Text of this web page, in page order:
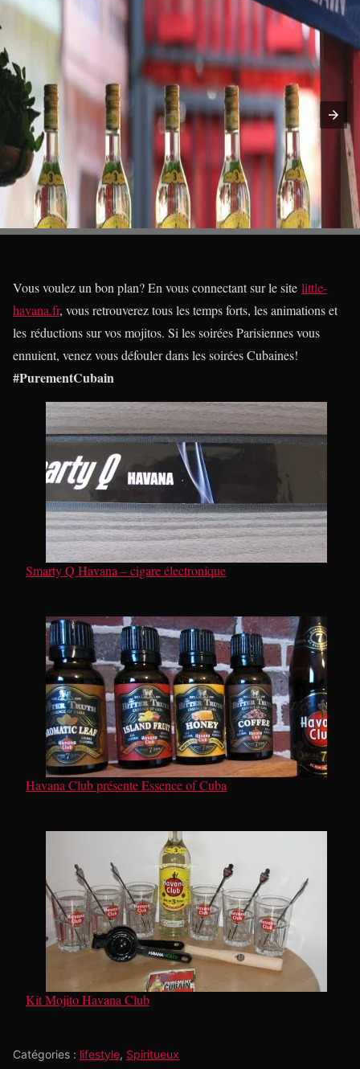
Vous voulez un bon plan? En vous connectant sur le site little-
havana.fr, vous retrouverez tous les temps forts, les animations et
les réductions sur vos mojitos. Si les soirées Parisiennes vous
ennuient, venez vous défouler dans les soirées Cubaines!
#PurementCubain
Smarty Q Havana – cigare électronique
Havana Club présente Essence of Cuba
Kit Mojito Havana Club
Catégories : lifestyle, Spiritueux